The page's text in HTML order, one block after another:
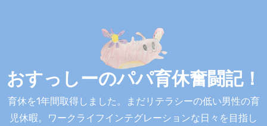
おすっしーのパパ育休奮闘記！
育休を1年間取得しました。まだリテラシーの低い男性の育
児休暇。ワークライフインテグレーションな日々を目指し